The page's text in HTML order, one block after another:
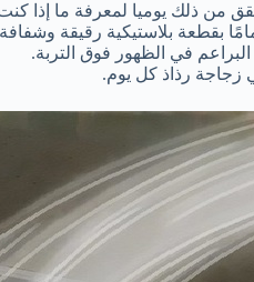
من ذلك يوميا لمعرفة ما إذا
بقطعة بلاستيكية رقيقة
البراعم في الظهور فوق التربة.
زجاجة رذاذ كل يوم.